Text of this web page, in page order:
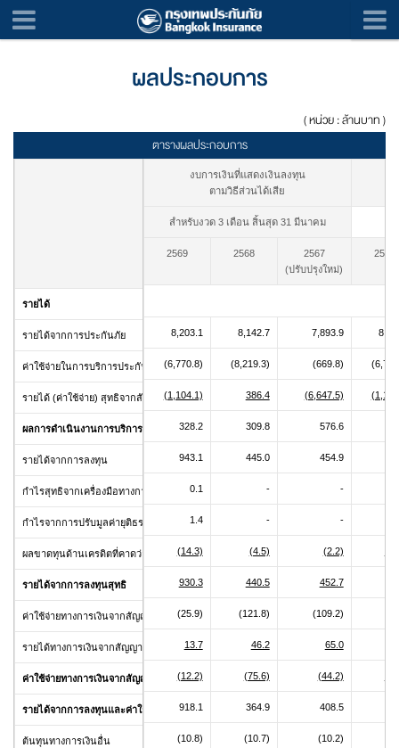
ผลประกอบการ
( หน่วย : ล้านบาท )
ตารางผลประกอบการ
งบการเงินที่แสดงเงินลงทุน
ตามวิธีส่วนได้เสีย
สำหรับงวด 3 เดือน สิ้นสุด 31 มีนาคม
2569 2568
2567
(ปรับปรุงใหม่)
2569
8,203.1 8,142.7 7,893.9
(6,770.8) (8,219.3) (669.8)
(1,104.1) 386.4 (6,647.5)
328.2 309.8 576.6
943.1 445.0 454.9
0.1 - -
1.4 - -
(14.3) (4.5) (2.2)
930.3 440.5 452.7
(25.9) (121.8) (109.2)
13.7 46.2 65.0
(12.2) (75.6) (44.2)
918.1 364.9 408.5
(10.8) (10.7) (10.2)
รายได้
รายได้จากการประกันภัย
ค่าใช้จ่ายในการบริการประกันภัย
รายได้ (ค่าใช้จ่าย) สุทธิจากสัญญาประกันภัยต่อที่ถือไว้สุทธิ
ผลการดำเนินงานการบริการประกันภัย
รายได้จากการลงทุน
กำไรสุทธิจากเครื่องมือทางการเงิน
กำไรจากการปรับมูลค่ายุติธรรมของเครื่องมือทางการเงิน
ผลขาดทุนด้านเครดิตที่คาดว่าจะเกิดขึ้น
รายได้จากการลงทุนสุทธิ
ค่าใช้จ่ายทางการเงินจากสัญญาประกันภัยที่ออก
รายได้ทางการเงินจากสัญญาประกันภัยต่อที่ถือไว้
ค่าใช้จ่ายทางการเงินจากสัญญาประกันภัยสุทธิ
รายได้จากการลงทุนและค่าใช้จ่ายทางการเงินจากสัญญาประกันภัยสุทธิ
ต้นทุนทางการเงินอื่น